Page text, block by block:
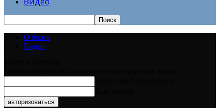
О блоге
Видео